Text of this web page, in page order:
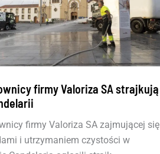
firmy Valoriza SA strajkują
firmy Valoriza SA zajmującej się
i utrzymaniem czystości w